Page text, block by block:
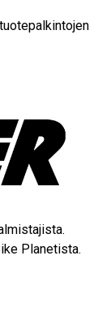
Planetista.